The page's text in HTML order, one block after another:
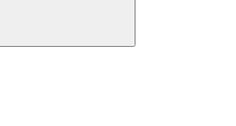
Buscar